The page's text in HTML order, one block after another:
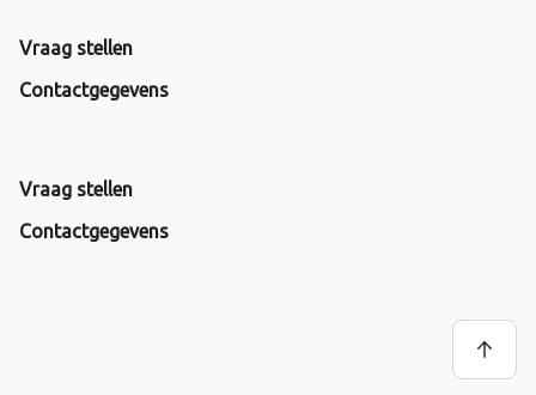
Vraag stellen
Contactgegevens
Vraag stellen
Contactgegevens